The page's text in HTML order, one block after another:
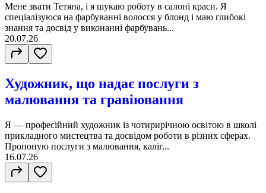
Мене звати Тетяна, і я шукаю роботу в салоні краси. Я
спеціалізуюся на фарбуванні волосся у блонд і маю глибокі
знання та досвід у виконанні фарбувань...
20.07.26
Художник, що надає послуги з
малювання та гравіювання
Я — професійний художник із чотирирічною освітою в школі
прикладного мистецтва та досвідом роботи в різних сферах.
Пропоную послуги з малювання, каліг...
16.07.26